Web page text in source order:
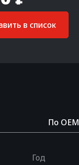
в список
По OEM
Год